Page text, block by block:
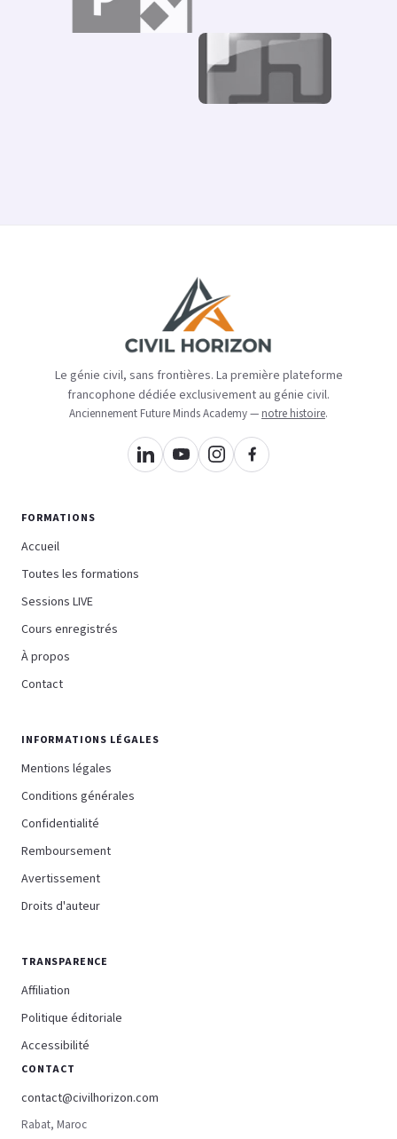
Le génie civil, sans frontières. La première plateforme
francophone dédiée exclusivement au génie civil.
Anciennement Future Minds Academy — notre histoire.
FORMATIONS
Accueil
Toutes les formations
Sessions LIVE
Cours enregistrés
À propos
Contact
INFORMATIONS LÉGALES
Mentions légales
Conditions générales
Confidentialité
Remboursement
Avertissement
Droits d'auteur
TRANSPARENCE
Affiliation
Politique éditoriale
Accessibilité
CONTACT
contact@civilhorizon.com
Rabat, Maroc